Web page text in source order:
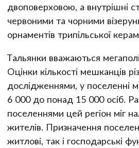
двоповерховою, а внутрішні
червоними та чорними
орнаментів трипільської
Тальянки вважаються
Оцінки кількості мешканців
дослідженнями, у поселенні
6 000 до понад 15 000 осіб.
поселеннями цей регіон міг
жителів. Призначення
житлові, так і господарські